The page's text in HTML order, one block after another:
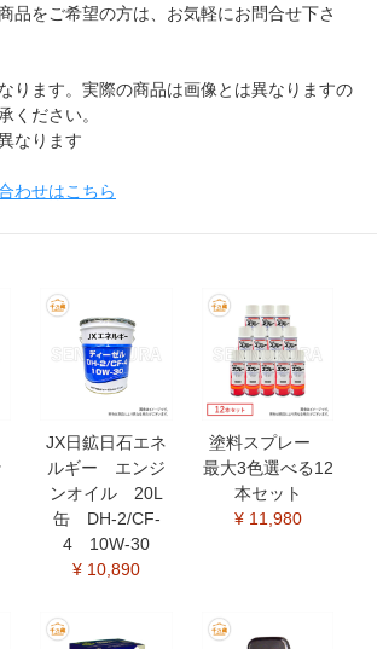
品をご希望の方は、お気軽にお問合せ下さ
ります。実際の商品は画像とは異なりますの
ください。
なります
わせはこちら
JX日鉱日石エネ
ルギー エンジ
ンオイル 20L
缶 DH-2/CF-
4 10W-30
¥ 10,890
塗料スプレー
最大3色選べる12
本セット
¥ 11,980